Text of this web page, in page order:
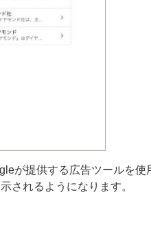
が提供する広告ツールを使
されるようになります。